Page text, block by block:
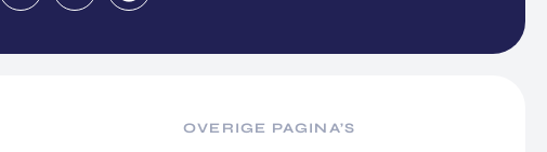
OVERIGE PAGINA’S